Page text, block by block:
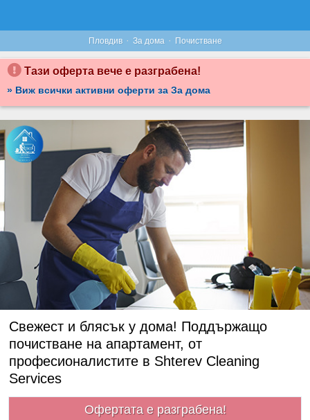
Пловдив · За дома · Почистване
Тази оферта вече е разграбена!
» Виж всички активни оферти за За дома
Свежест и блясък у дома! Поддържащо
почистване на апартамент, от
професионалистите в Shterev Cleaning
Services
Офертата е разграбена!